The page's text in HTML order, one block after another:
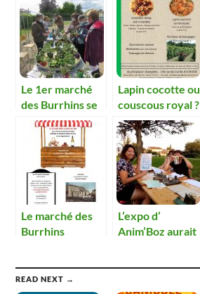
Le 1er marché
des Burrhins se
solde par un
succès
Lapin cocotte ou
couscous royal ?
Le marché des
Burrhins
L’expo d’
Anim’Boz aurait
READ NEXT →